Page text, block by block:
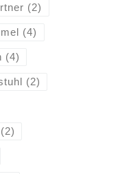
(2)
(4)
(4)
(2)
(2)